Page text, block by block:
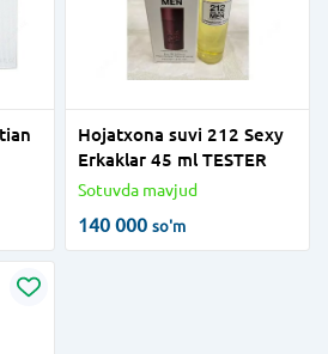
Hojatxona suvi 212 Sexy
Erkaklar 45 ml TESTER
Sotuvda mavjud
140 000 so'm